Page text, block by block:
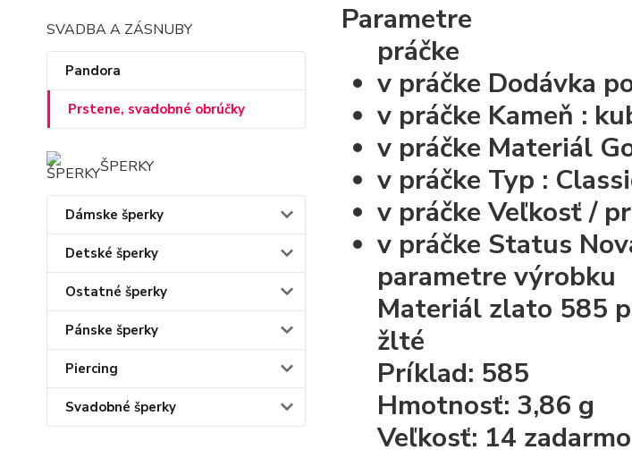
SVADBA A ZÁSNUBY
Pandora
Prstene, svadobné obrúčky
ŠPERKY
Dámske šperky
Detské šperky
Ostatné šperky
Pánske šperky
Piercing
Svadobné šperky
Parametre
práčke
v práčke Dodávka
v práčke Kameň :
v práčke Materiál
v práčke Typ :
v práčkeVeľkosť /
v práčke Status
parametre výrobku
Materiál zlato 585
žlté
Príklad: 585
Hmotnosť: 3,86 g
Veľkosť: 14